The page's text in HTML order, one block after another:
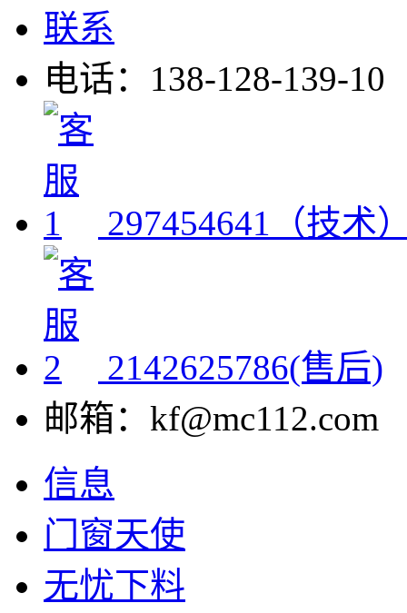
联系
电话：138-128-139-10
297454641（技术
2142625786(售后)
邮箱：kf@mc112.com
信息
门窗天使
无忧下料